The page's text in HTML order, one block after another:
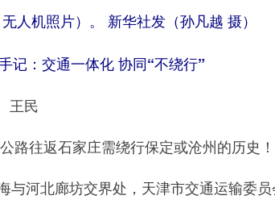
人机照片）。 新华社发（孙凡越 摄）
记：交通一体化 协同“不绕行”
王民
往返石家庄需绕行保定或沧州的历史
河北廊坊交界处，天津市交通运输委员